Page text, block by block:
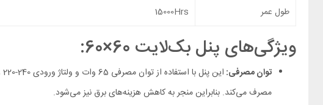
طول عمر
15000Hrs
ویژگی‌های پنل بک‌لایت 60×60:
توان مصرفی:
مصرف می‌کند. بنابراین منجر به کاهش هزینه‌های برق نیز می‌شود.